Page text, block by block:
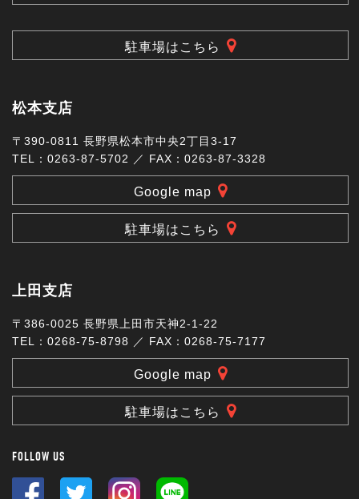
駐車場はこちら
松本支店
〒390-0811 長野県松本市中央2丁目3-17
TEL：0263-87-5702 ／ FAX：0263-87-3328
Google map
駐車場はこちら
上田支店
〒386-0025 長野県上田市天神2-1-22
TEL：0268-75-8798 ／ FAX：0268-75-7177
Google map
駐車場はこちら
FOLLOW US